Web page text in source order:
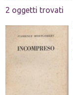
2 oggetti trovati